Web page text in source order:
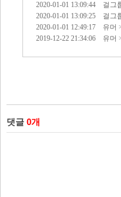
2020-01-01 13:09:44 걸그
2020-01-01 13:09:25 걸그
2020-01-01 12:49:17 유머
2019-12-22 21:34:06 유머
댓글 0개